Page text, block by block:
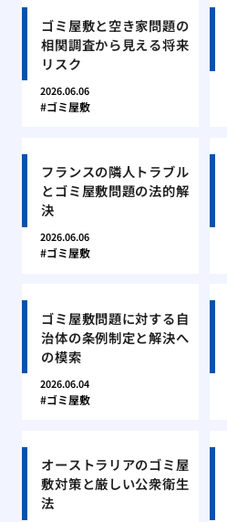
ゴミ屋敷と空き家問題の
相関調査から見える将来
リスク
2026.06.06
ゴミ屋敷
フランスの隣人トラブル
とゴミ屋敷問題の法的解
決
2026.06.06
ゴミ屋敷
ゴミ屋敷問題に対する自
治体の条例制定と解決へ
の模索
2026.06.04
ゴミ屋敷
オーストラリアのゴミ屋
敷対策と厳しい公衆衛生
法